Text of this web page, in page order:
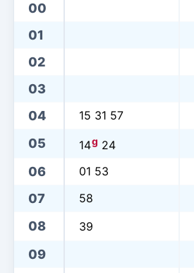
00
01
02
03
04
15 31 57
05 14g 24
06 01 53
07 58
08 39
09